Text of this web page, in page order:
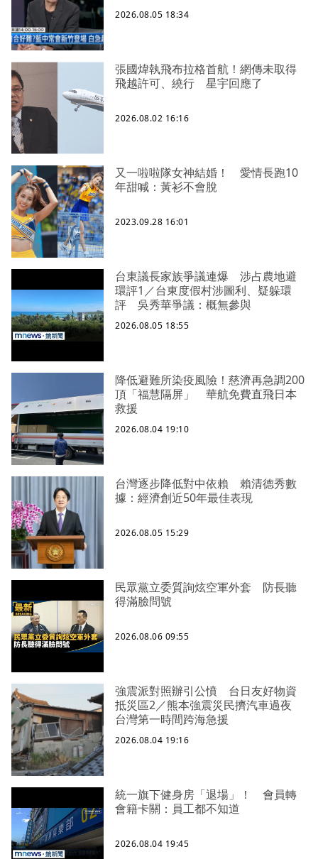
2026.08.05 18:34
張國煒執飛布拉格首航！網傳未取得
飛越許可、繞行 星宇回應了
2026.08.02 16:16
又一啦啦隊女神結婚！ 愛情長跑10
年甜喊：黃衫不會脫
2023.09.28 16:01
台東議長家族爭議連爆 涉占農地避
環評1／台東度假村涉圖利、疑躲環
評 吳秀華爭議：概無參與
2026.08.05 18:55
降低避難所染疫風險！慈濟再急調200
頂「福慧隔屏」 華航免費直飛日本
救援
2026.08.04 19:10
台灣逐步降低對中依賴 賴清德秀數
據：經濟創近50年最佳表現
2026.08.05 15:29
民眾黨立委質詢炫空軍外套 防長聽
得滿臉問號
2026.08.06 09:55
強震派對照辦引公憤 台日友好物資
抵災區2／熊本強震災民擠汽車過夜
台灣第一時間跨海急援
2026.08.04 19:16
統一旗下健身房「退場」！ 會員轉
會籍卡關：員工都不知道
2026.08.04 19:45